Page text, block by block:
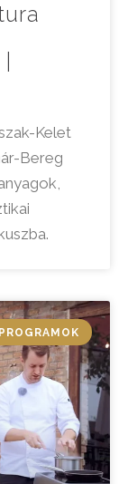
Kelet
Bereg
PROGRAMOK